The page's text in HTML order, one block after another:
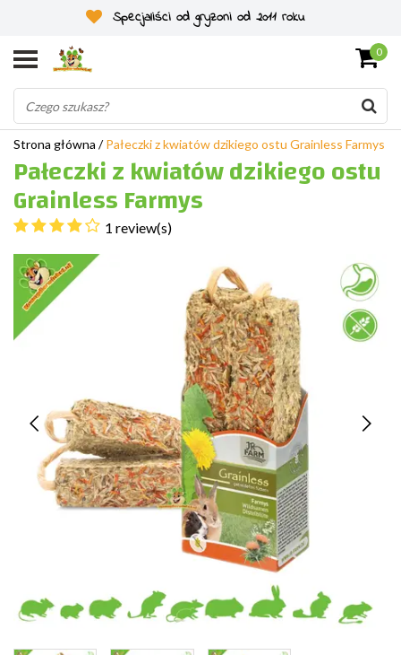
Specjaliści od gryzoni od 2011 roku
0
Strona główna /Pałeczki z kwiatów dzikiego ostu Grainless Farmys
Pałeczki z kwiatów dzikiego ostu
Grainless Farmys
1 review(s)